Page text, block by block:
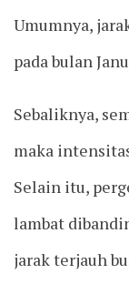
Umumnya,
pada bulan
Sebaliknya,
maka
Selain itu,
lambat
jarak terjauh